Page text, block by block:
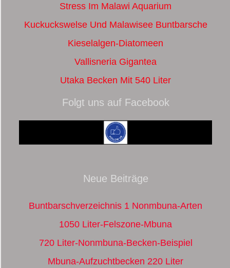
Stress Im Malawi Aquarium
Kuckuckswelse Und Malawisee Buntbarsche
Kieselalgen-Diatomeen
Vallisneria Gigantea
Utaka Becken Mit 540 Liter
Folgt uns auf Facebook
Neue Beiträge
Buntbarschverzeichnis 1 Nonmbuna-Arten
1050 Liter-Felszone-Mbuna
720 Liter-Nonmbuna-Becken-Beispiel
Mbuna-Aufzuchtbecken 220 Liter